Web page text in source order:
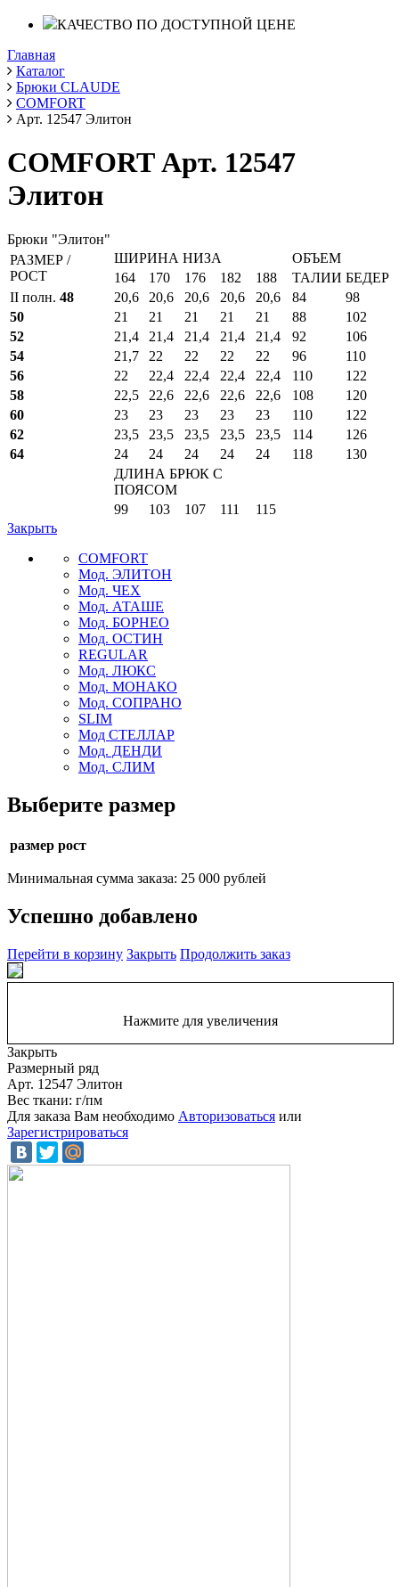
КАЧЕСТВО ПО ДОСТУПНОЙ ЦЕНЕ
Главная
Каталог
Брюки CLAUDE
COMFORT
Арт. 12547 Элитон
COMFORT Арт. 12547
Элитон
Брюки "Элитон"
РАЗМЕР /
РОСТ
ШИРИНА НИЗА
ОБЪЕМ
164
170 176 182 188 ТАЛИИ БЕДЕР
II полн. 48 20,6 20,6 20,6 20,6 20,6 84
98
50
21 21 21 21 21 88
102
52
21,4 21,4 21,4 21,4 21,4 92
106
54
21,7 22 22 22 22 96
110
56
22 22,4 22,4 22,4 22,4 110
122
58
22,5 22,6 22,6 22,6 22,6 108
120
60
23 23 23 23 23 110
122
62
23,5 23,5 23,5 23,5 23,5 114
126
64
24 24 24 24 24 118
130
ДЛИНА БРЮК С
ПОЯСОМ
99
103 107 111
115
Закрыть
COMFORT
Мод. ЭЛИТОН
Мод. ЧЕХ
Мод. АТАШЕ
Мод. БОРНЕО
Мод. ОСТИН
REGULAR
Мод. ЛЮКС
Мод. МОНАКО
Мод. СОПРАНО
SLIM
Мод СТЕЛЛАР
Мод. ДЕНДИ
Мод. СЛИМ
Выберите размер
размер рост
Минимальная сумма заказа: 25 000 рублей
Успешно добавлено
Перейти в корзину Закрыть Продолжить заказ
Нажмите для увеличения
Закрыть
Размерный ряд
Арт. 12547 Элитон
Вес ткани: г/пм
Для заказа Вам необходимо Авторизоваться или
Зарегистрироваться